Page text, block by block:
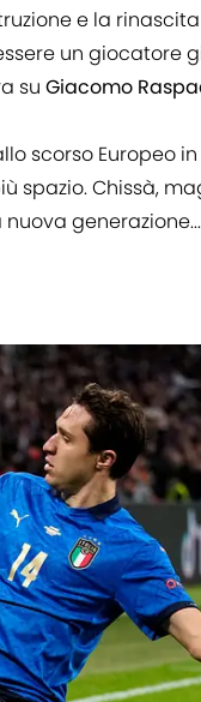
e la
un giocatore
su Giacomo
scorso Europeo
spazio. Chissà,
generazione...